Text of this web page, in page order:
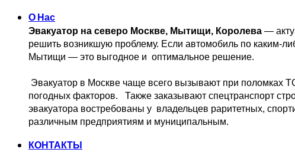
О Нас
Эвакуатор на северо Москве, Мытищи, Королева —
решить возникшую проблему. Если автомобиль по каким-
Мытищи — это выгодное и оптимальное решение.
Эвакуатор в Москве чаще всего вызывают при поломках
погодных факторов.   Также заказывают спецтранспорт
эвакуатора востребованы у  владельцев раритетных,
различным предприятиям и муниципальным.
КОНТАКТЫ